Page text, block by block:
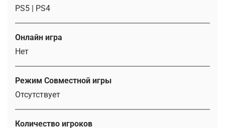
PS5 | PS4
Онлайн игра
Нет
Режим Совместной игры
Отсутствует
Количество игроков